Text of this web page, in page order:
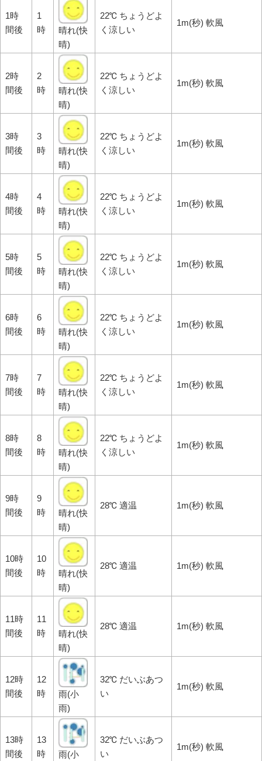
1時
間後
1
時
晴れ(快
晴)
22℃ ちょうどよ
く涼しい
1m(秒) 軟風
2時
間後
2
時
晴れ(快
晴)
22℃ ちょうどよ
く涼しい
1m(秒) 軟風
3時
間後
3
時
晴れ(快
晴)
22℃ ちょうどよ
く涼しい
1m(秒) 軟風
4時
間後
4
時
晴れ(快
晴)
22℃ ちょうどよ
く涼しい
1m(秒) 軟風
5時
間後
5
時
晴れ(快
晴)
22℃ ちょうどよ
く涼しい
1m(秒) 軟風
6時
間後
6
時
晴れ(快
晴)
22℃ ちょうどよ
く涼しい
1m(秒) 軟風
7時
間後
7
時
晴れ(快
晴)
22℃ ちょうどよ
く涼しい
1m(秒) 軟風
8時
間後
8
時
晴れ(快
晴)
22℃ ちょうどよ
く涼しい
1m(秒) 軟風
9時
間後
9
時
晴れ(快
晴)
28℃ 適温 1m(秒) 軟風
10時
間後
10
時
晴れ(快
晴)
28℃ 適温 1m(秒) 軟風
11時
間後
11
時
晴れ(快
晴)
28℃ 適温 1m(秒) 軟風
12時
間後
12
時
雨(小
雨)
32℃ だいぶあつ
い
1m(秒) 軟風
13時
間後
13
時
雨(小
32℃ だいぶあつ
い
1m(秒) 軟風